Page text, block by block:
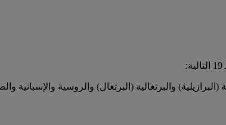
(البرازيلية) والبرتغالية (البرتغال) والروسية والإسبانية